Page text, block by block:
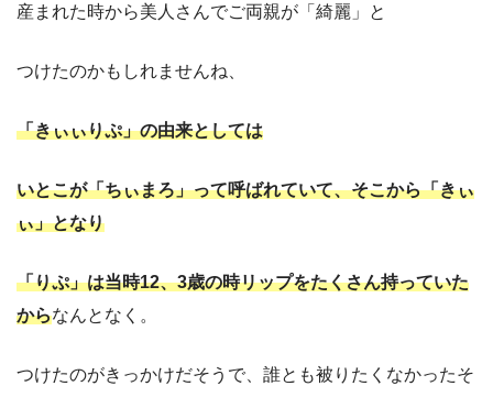
産まれた時から美人さんでご両親が「綺麗」と
つけたのかもしれませんね、
「きぃぃりぷ」の由来としては
いとこが「ちぃまろ」って呼ばれていて、そこから「きぃ
ぃ」となり
「りぷ」は当時12、3歳の時リップをたくさん持っていた
からなんとなく。
つけたのがきっかけだそうで、誰とも被りたくなかったそ